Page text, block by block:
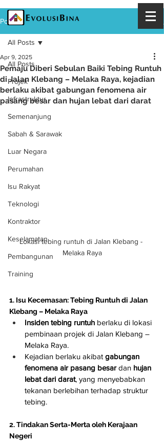
Post
All Posts
Projek
Infrastruktur
Semenanjung
Sabah & Sarawak
Luar Negara
Perumahan
Isu Rakyat
Teknologi
Kontraktor
Keselamatan
Pembangunan
Training
All Posts
Pemaju Diberi Sebulan Baiki Tebing Runtuh
di Jalan Klebang – Melaka Raya, kejadian
berlaku akibat gabungan fenomena air
pasang besar dan hujan lebat dari darat
Apr 9, 2025
Lokasi tebing runtuh di Jalan Klebang -
Melaka Raya
1. Isu Kecemasan: Tebing Runtuh di Jalan
Klebang – Melaka Raya
Insiden tebing runtuh berlaku di lokasi
pembinaan projek di Jalan Klebang –
Melaka Raya.
Kejadian berlaku akibat gabungan
fenomena air pasang besar dan hujan
lebat dari darat, yang menyebabkan
tekanan berlebihan terhadap struktur
tebing.
2. Tindakan Serta-Merta oleh Kerajaan
Negeri